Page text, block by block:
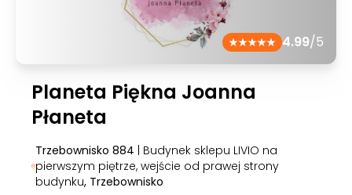
4.99/5
Planeta Piękna Joanna
Płaneta
Trzebownisko 884 | Budynek sklepu LIVIO na
pierwszym piętrze, wejście od prawej strony
budynku, Trzebownisko